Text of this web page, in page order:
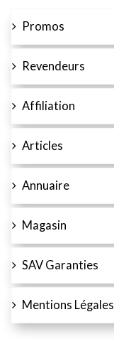
Promos
Revendeurs
Affiliation
Articles
Annuaire
Magasin
SAV Garanties
Mentions Légales